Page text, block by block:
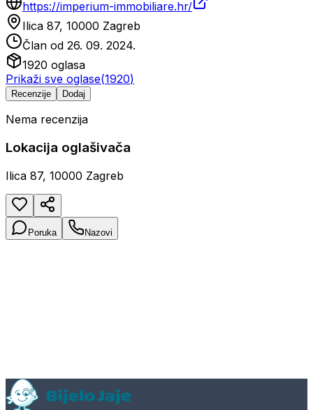
https://imperium-immobiliare.hr/
Ilica 87, 10000 Zagreb
Član od 26. 09. 2024.
1920 oglasa
Prikaži sve oglase(1920)
Recenzije Dodaj
Nema recenzija
Lokacija oglašivača
Ilica 87, 10000 Zagreb
Poruka Nazovi